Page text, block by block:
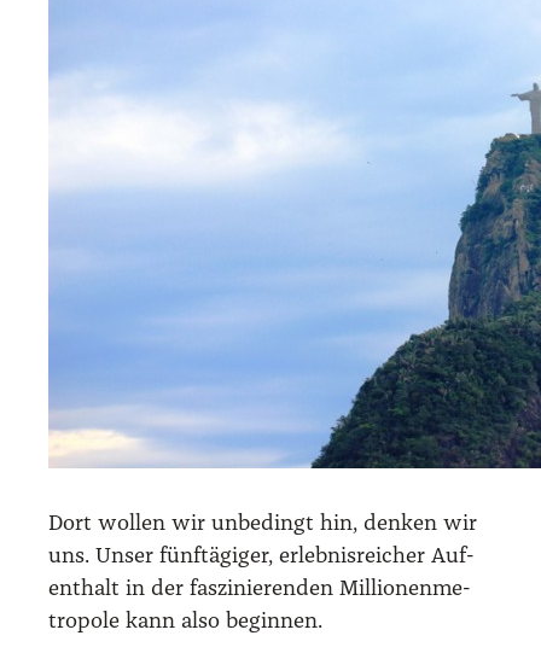
Dort wol­len wir unbe­dingt hin, den­ken wir
uns. Unser fünf­tä­gi­ger, erleb­nis­rei­cher Auf­
ent­halt in der fas­zi­nie­ren­den Mil­lio­nen­me­
tro­po­le kann also begin­nen.